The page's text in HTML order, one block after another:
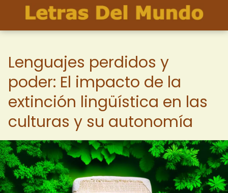
Lenguajes perdidos y
poder: El impacto de la
extinción lingüística en las
culturas y su autonomía